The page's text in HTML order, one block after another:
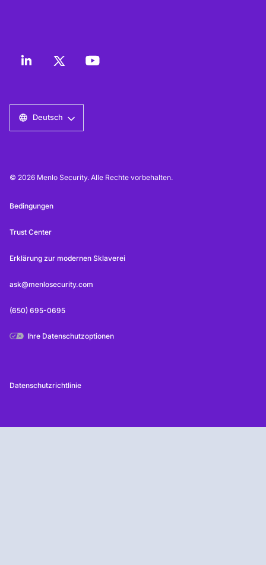
Deutsch
© 2026 Menlo Security. Alle Rechte vorbehalten.
Bedingungen
Trust Center
Erklärung zur modernen Sklaverei
ask@menlosecurity.com
(650) 695-0695
Ihre Datenschutzoptionen
Datenschutzrichtlinie